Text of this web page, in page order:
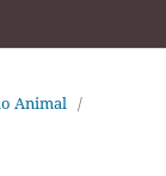
Animal /